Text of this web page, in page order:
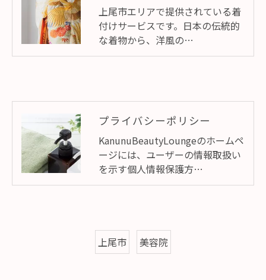
上尾市エリアで提供されている着
付けサービスです。日本の伝統的
な着物から、洋風の…
プライバシーポリシー
KanunuBeautyLoungeのホームペ
ージには、ユーザーの情報取扱い
を示す個人情報保護方…
上尾市 美容院